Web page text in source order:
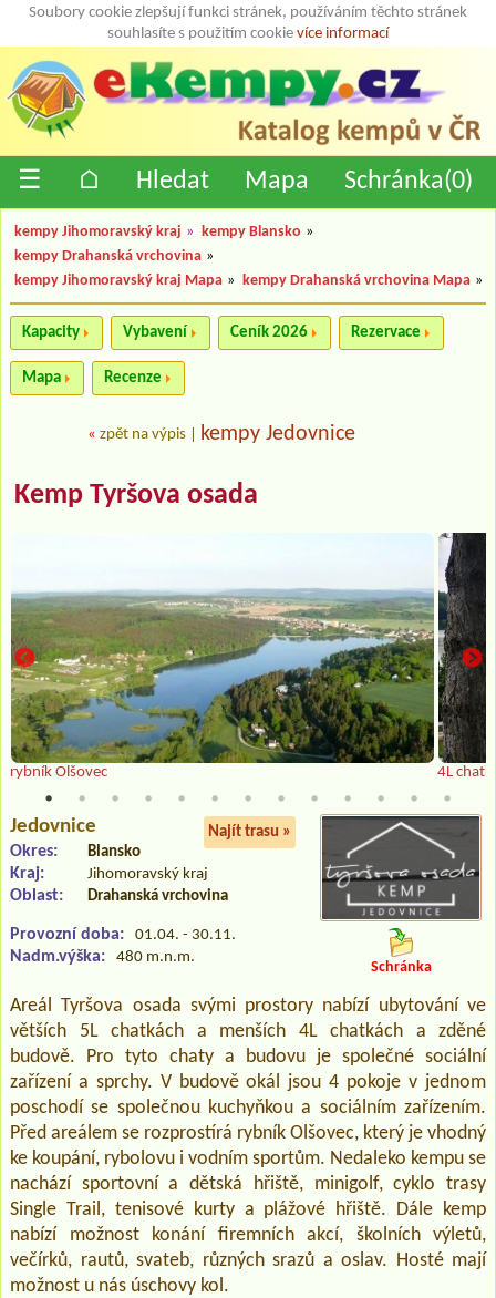
Soubory cookie zlepšují funkci stránek, používáním těchto stránek
souhlasíte s použitím cookie více informací
☰ ⌂ Hledat Mapa Schránka(0)
kempy Jihomoravský kraj » kempy Blansko »
kempy Drahanská vrchovina »
kempy Jihomoravský kraj Mapa » kempy Drahanská vrchovina Mapa »
Kapacity Vybavení Ceník 2026 Rezervace
Mapa Recenze
« zpět na výpis kempy Jedovnice
Kemp Tyršova osada
rybník Olšovec 4L
Jedovnice Najít trasu »
Okres: Blansko
Kraj: Jihomoravský kraj
Oblast: Drahanská vrchovina
Provozní doba: 01.04. - 30.11.
Nadm.výška: 480 m.n.m.
Schránka
Areál Tyršova osada svými prostory nabízí ubytování ve
větších 5L chatkách a menších 4L chatkách a zděné
budově. Pro tyto chaty a budovu je společné sociální
zařízení a sprchy. V budově okál jsou 4 pokoje v jednom
poschodí se společnou kuchyňkou a sociálním zařízením.
Před areálem se rozprostírá rybník Olšovec, který je vhodný
ke koupání, rybolovu i vodním sportům. Nedaleko kempu se
nachází sportovní a dětská hřiště, minigolf, cyklo trasy
Single Trail, tenisové kurty a plážové hřiště. Dále kemp
nabízí možnost konání firemních akcí, školních výletů,
večírků, rautů, svateb, různých srazů a oslav. Hosté mají
možnost u nás úschovy kol.